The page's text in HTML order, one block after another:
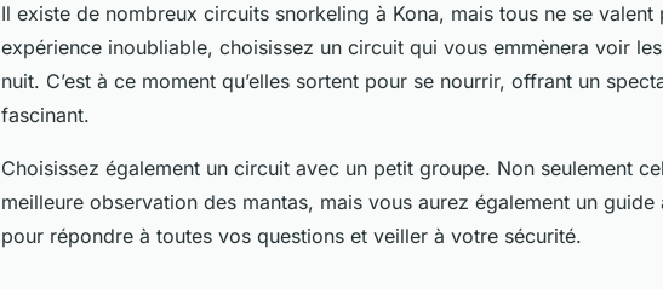
Il existe de nombreux circuits snorkeling à Kona, mais tous ne se valent
expérience inoubliable, choisissez un circuit qui vous emmènera voir
nuit. C’est à ce moment qu’elles sortent pour se nourrir, offrant un
fascinant.
Choisissez également un circuit avec un petit groupe. Non seulement
meilleure observation des mantas, mais vous aurez également un
pour répondre à toutes vos questions et veiller à votre sécurité.